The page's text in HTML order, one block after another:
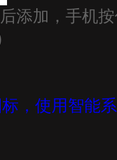
后添加 ， 手机
，使用智能